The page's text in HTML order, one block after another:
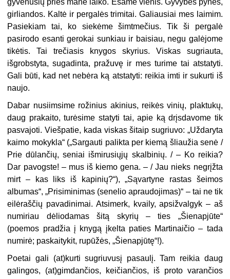
girliandos. Kaltė ir pergalės trimitai. Galiausiai mes laimim.
Pasiekiam tai, ko siekėme šimtmečius. Tik ši pergalė
pasirodo esanti gerokai sunkiau ir baisiau, negu galėjome
tikėtis. Tai trečiasis knygos skyrius. Viskas sugriauta,
išgrobstyta, sugadinta, pražuvę ir mes turime tai atstatyti.
Gali būti, kad net nebėra ką atstatyti: reikia imti ir sukurti iš
naujo.
Dabar nusiimsime rožinius akinius, reikės vinių, plaktukų,
daug prakaito, turėsime statyti tai, apie ką drįsdavome tik
pasvajoti. Viešpatie, kada viskas šitaip sugriuvo: „Uždaryta
kaimo mokykla“ („Sargauti palikta per kiemą šliaužia senė /
Prie dūlančių, seniai išmirusiųjų skalbinių. / – Ko reikia?
Dar pavogste! – mus iš kiemo gena. – / Jau nieks negrįžta
mirt – kas liks iš kapinių?“), „Sąvartyne rastas šeimos
albumas“, „Prisiminimas (senelio apraudojimas)“ – tai ne tik
eilėraščių pavadinimai. Atsimerk, kvaily, apsižvalgyk – aš
numiriau dėliodamas šitą skyrių – ties „Šienapjūte“
(poemos pradžia į knygą įkelta paties Martinaičio – tada
numirė; paskaitykit, rupūžės, „Šienapjūtę“!).
Poetai gali (at)kurti sugriuvusį pasaulį. Tam reikia daug
galingos, (at)gimdančios, keičiančios, iš proto varančios